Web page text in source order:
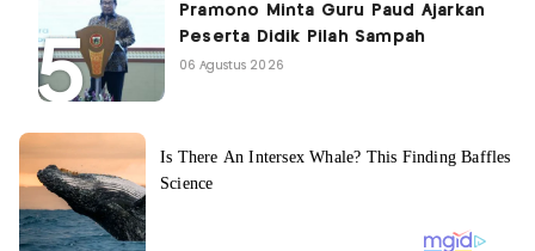
Pramono Minta Guru Paud Ajarkan
Peserta Didik Pilah Sampah
06 Agustus 2026